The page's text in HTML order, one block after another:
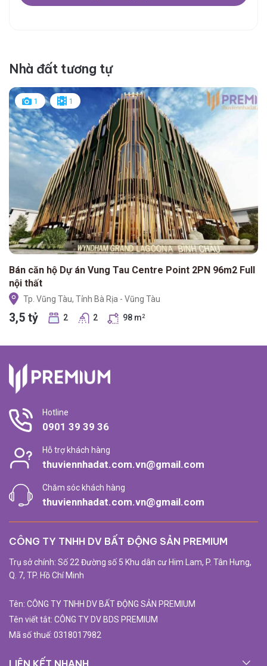
Nhà đất tương tự
1 1
Bán căn hộ Dự án Vung Tau Centre Point 2PN 96m2 Full
nội thất
Tp. Vũng Tàu, Tỉnh Bà Rịa - Vũng Tàu
3,5 tỷ 2 2 98 m 2
Hotline
0901 39 39 36
Hỗ trợ khách hàng
thuviennhadat.com.vn@gmail.com
Chăm sóc khách hàng
thuviennhadat.com.vn@gmail.com
CÔNG TY TNHH DV BẤT ĐỘNG SẢN PREMIUM
Trụ sở chính: Số 22 Đường số 5 Khu dân cư Him Lam, P. Tân Hưng,
Q. 7, TP. Hồ Chí Minh
Tên: CÔNG TY TNHH DV BẤT ĐỘNG SẢN PREMIUM
Tên viết tắt: CÔNG TY DV BDS PREMIUM
Mã số thuế: 0318017982